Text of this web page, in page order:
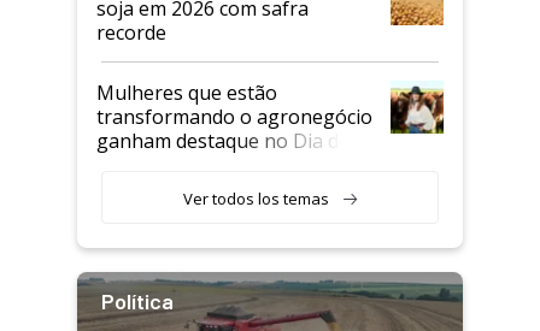
soja em 2026 com safra
recorde
Mulheres que estão
transformando o agronegócio
ganham destaque no Dia do
Ver todos los temas
Política